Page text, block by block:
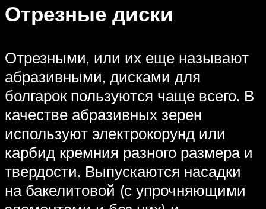
Отрезные диски
Отрезными, или их еще называют
абразивными, дисками для
болгарок пользуются чаще всего. В
качестве абразивных зерен
используют электрокорунд или
карбид кремния разного размера и
твердости. Выпускаются насадки
на бакелитовой (с упрочняющими